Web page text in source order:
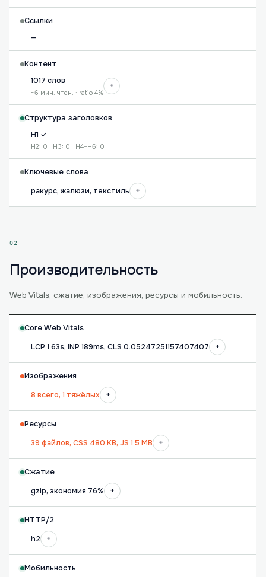
Ссылки
—
Контент
1017 слов
~6 мин. чтен. · ratio 4%
+
Структура заголовков
H1 ✓
H2: 0 · H3: 0 · H4–H6: 0
Ключевые слова
ракурс, жалюзи, текстиль
+
02
Производительность
Web Vitals, сжатие, изображения, ресурсы и мобильность.
Core Web Vitals
LCP 1.63s, INP 189ms, CLS 0.05247251157407407
+
Изображения
8 всего, 1 тяжёлых
+
Ресурсы
39 файлов, CSS 480 KB, JS 1.5 MB
+
Сжатие
gzip, экономия 76%
+
HTTP/2
h2
+
Мобильность